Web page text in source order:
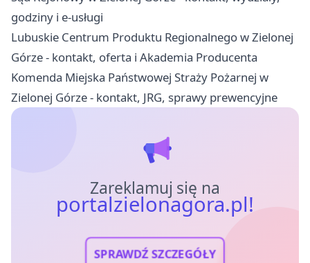
godziny i e-usługi
Lubuskie Centrum Produktu Regionalnego w Zielonej
Górze - kontakt, oferta i Akademia Producenta
Komenda Miejska Państwowej Straży Pożarnej w
Zielonej Górze - kontakt, JRG, sprawy prewencyjne
Zareklamuj się na
portalzielonagora.pl!
SPRAWDŹ SZCZEGÓŁY